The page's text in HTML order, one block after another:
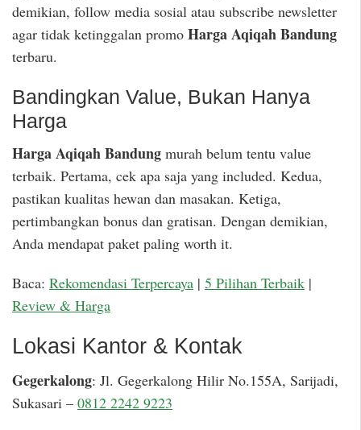
demikian, follow media sosial atau subscribe newsletter
agar tidak ketinggalan promo Harga Aqiqah Bandung
terbaru.
Bandingkan Value, Bukan Hanya
Harga
Harga Aqiqah Bandung murah belum tentu value
terbaik. Pertama, cek apa saja yang included. Kedua,
pastikan kualitas hewan dan masakan. Ketiga,
pertimbangkan bonus dan gratisan. Dengan demikian,
Anda mendapat paket paling worth it.
Baca: Rekomendasi Terpercaya | 5 Pilihan Terbaik |
Review & Harga
Lokasi Kantor & Kontak
Gegerkalong: Jl. Gegerkalong Hilir No.155A, Sarijadi,
Sukasari – 0812 2242 9223